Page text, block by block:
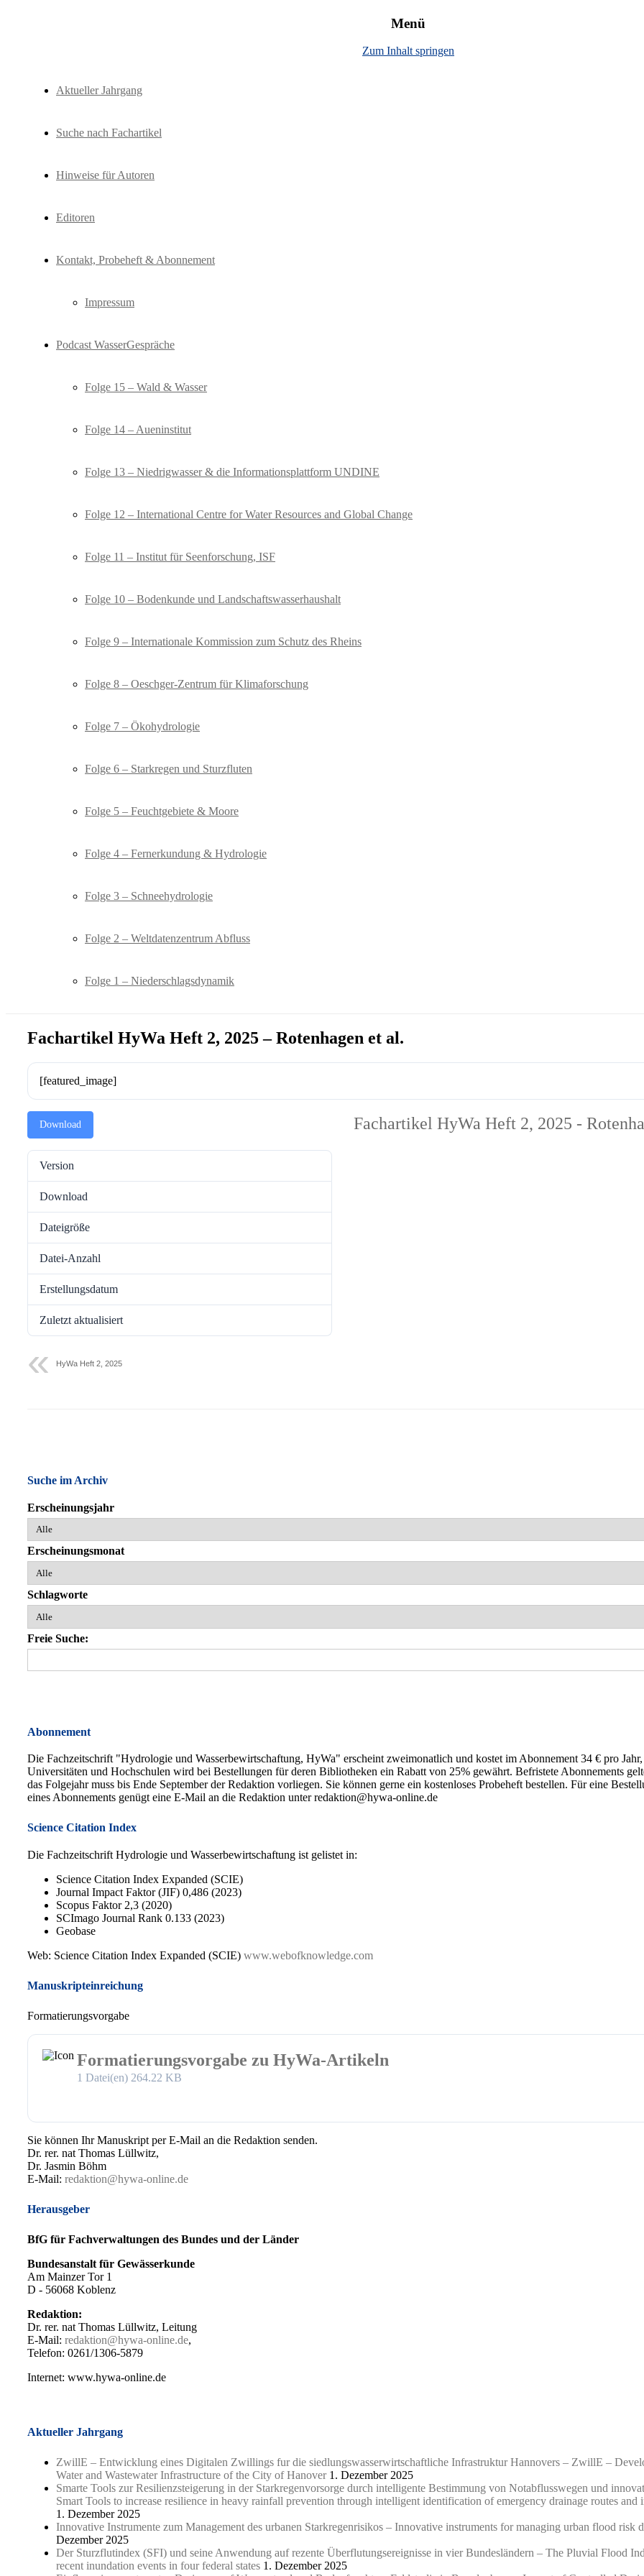
Menü
Zum Inhalt springen
Aktueller Jahrgang
Suche nach Fachartikel
Hinweise für Autoren
Editoren
Kontakt, Probeheft & Abonnement
Impressum
Podcast WasserGespräche
Folge 15 – Wald & Wasser
Folge 14 – Aueninstitut
Folge 13 – Niedrigwasser & die Informationsplattform UNDINE
Folge 12 – International Centre for Water Resources and Global Change
Folge 11 – Institut für Seenforschung, ISF
Folge 10 – Bodenkunde und Landschaftswasserhaushalt
Folge 9 – Internationale Kommission zum Schutz des Rheins
Folge 8 – Oeschger-Zentrum für Klimaforschung
Folge 7 – Ökohydrologie
Folge 6 – Starkregen und Sturzfluten
Folge 5 – Feuchtgebiete & Moore
Folge 4 – Fernerkundung & Hydrologie
Folge 3 – Schneehydrologie
Folge 2 – Weltdatenzentrum Abfluss
Folge 1 – Niederschlagsdynamik
Fachartikel HyWa Heft 2, 2025 – Rotenhagen et al.
[featured_image]
Download
Version
Download
Dateigröße
Datei-Anzahl
Erstellungsdatum
Zuletzt aktualisiert
Fachartikel HyWa Heft 2, 2025 -
HyWa Heft 2, 2025
Suche im Archiv
Erscheinungsjahr
Erscheinungsmonat
Schlagworte
Freie Suche:
Abonnement
Die Fachzeitschrift "Hydrologie und Wasserbewirtschaftung, HyWa" erscheint zweimonatlich und kostet im Abonnement 34 € pro
Universitäten und Hochschulen wird bei Bestellungen für deren Bibliotheken ein Rabatt von 25% gewährt. Befristete Abonnements
das Folgejahr muss bis Ende September der Redaktion vorliegen. Sie können gerne ein kostenloses Probeheft bestellen. Für eine
eines Abonnements genügt eine E-Mail an die Redaktion unter redaktion@hywa-online.de
Science Citation Index
Die Fachzeitschrift Hydrologie und Wasserbewirtschaftung ist gelistet in:
Science Citation Index Expanded (SCIE)
Journal Impact Faktor (JIF) 0,486 (2023)
Scopus Faktor 2,3 (2020)
SCImago Journal Rank 0.133 (2023)
Geobase
Web: Science Citation Index Expanded (SCIE) www.webofknowledge.com
Manuskripteinreichung
Formatierungsvorgabe
Formatierungsvorgabe zu HyWa-Artikeln
1 Datei(en) 264.22 KB
Sie können Ihr Manuskript per E-Mail an die Redaktion senden.
Dr. rer. nat Thomas Lüllwitz,
Dr. Jasmin Böhm
E-Mail: redaktion@hywa-online.de
Herausgeber
BfG für Fachverwaltungen des Bundes und der Länder
Bundesanstalt für Gewässerkunde
Am Mainzer Tor 1
D - 56068 Koblenz
Redaktion:
Dr. rer. nat Thomas Lüllwitz, Leitung
E-Mail: redaktion@hywa-online.de,
Telefon: 0261/1306-5879
Internet: www.hywa-online.de
Aktueller Jahrgang
ZwillE – Entwicklung eines Digitalen Zwillings fur die siedlungswasserwirtschaftliche Infrastruktur Hannovers – ZwillE –
Water and Wastewater Infrastructure of the City of Hanover1. Dezember 2025
Smarte Tools zur Resilienzsteigerung in der Starkregenvorsorge durch intelligente Bestimmung von Notabflusswegen und
Smart Tools to increase resilience in heavy rainfall prevention through intelligent identification of emergency drainage routes
1. Dezember 2025
Innovative Instrumente zum Management des urbanen Starkregenrisikos – Innovative instruments for managing urban flood risk
Dezember 2025
Der Sturzflutindex (SFI) und seine Anwendung auf rezente Überflutungsereignisse in vier Bundesländern – The Pluvial Flood
recent inundation events in four federal states 1. Dezember 2025